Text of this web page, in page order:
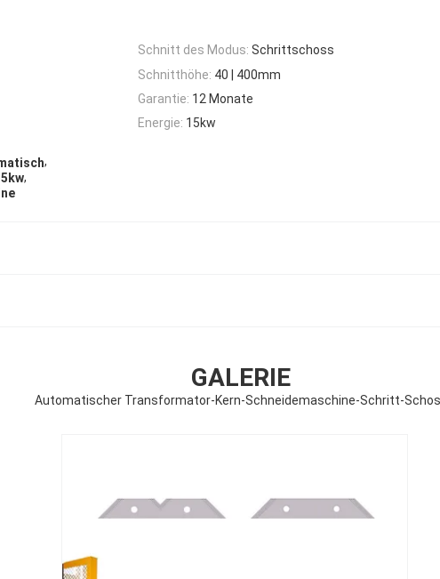
Schnitt des Modus: Schrittschoss
Schnitthöhe: 40 | 400mm
Garantie: 12 Monate
Energie: 15kw
,
,
GALERIE
Automatischer Transformator-Kern-Schneidemaschine-Schritt-